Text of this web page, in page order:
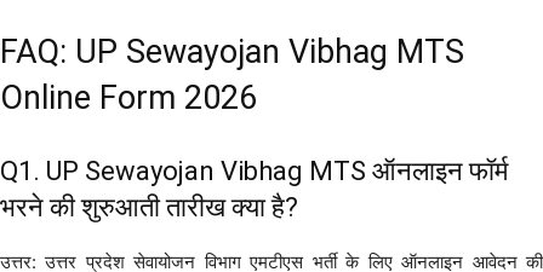
FAQ: UP Sewayojan Vibhag MTS
Online Form 2026
Q1. UP Sewayojan Vibhag MTS ऑनलाइन फॉर्म
भरने की शुरुआती तारीख क्या है?
उत्तर: उत्तर प्रदेश सेवायोजन विभाग एमटीएस भर्ती के लिए ऑनलाइन आवेदन की